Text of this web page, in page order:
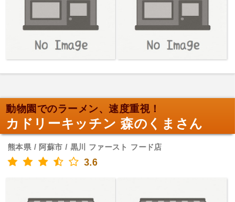
動物園でのラーメン、速度重視！
カドリーキッチン 森のくまさん
熊本県 / 阿蘇市 / 黒川 ファースト フード店
3.6